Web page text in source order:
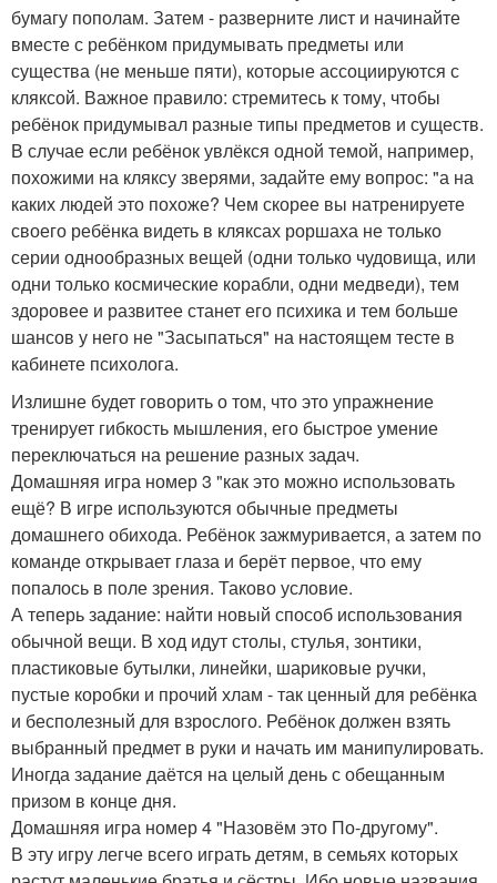
бумагу пополам. Затем - разверните лист и начинайте
вместе с ребёнком придумывать предметы или
существа (не меньше пяти), которые ассоциируются с
кляксой. Важное правило: стремитесь к тому, чтобы
ребёнок придумывал разные типы предметов и существ.
В случае если ребёнок увлёкся одной темой, например,
похожими на кляксу зверями, задайте ему вопрос: "а на
каких людей это похоже? Чем скорее вы натренируете
своего ребёнка видеть в кляксах роршаха не только
серии однообразных вещей (одни только чудовища, или
одни только космические корабли, одни медведи), тем
здоровее и развитее станет его психика и тем больше
шансов у него не "Засыпаться" на настоящем тесте в
кабинете психолога.
Излишне будет говорить о том, что это упражнение
тренирует гибкость мышления, его быстрое умение
переключаться на решение разных задач.
Домашняя игра номер 3 "как это можно использовать
ещё? В игре используются обычные предметы
домашнего обихода. Ребёнок зажмуривается, а затем по
команде открывает глаза и берёт первое, что ему
попалось в поле зрения. Таково условие.
А теперь задание: найти новый способ использования
обычной вещи. В ход идут столы, стулья, зонтики,
пластиковые бутылки, линейки, шариковые ручки,
пустые коробки и прочий хлам - так ценный для ребёнка
и бесполезный для взрослого. Ребёнок должен взять
выбранный предмет в руки и начать им манипулировать.
Иногда задание даётся на целый день с обещанным
призом в конце дня.
Домашняя игра номер 4 "Назовём это По-другому".
В эту игру легче всего играть детям, в семьях которых